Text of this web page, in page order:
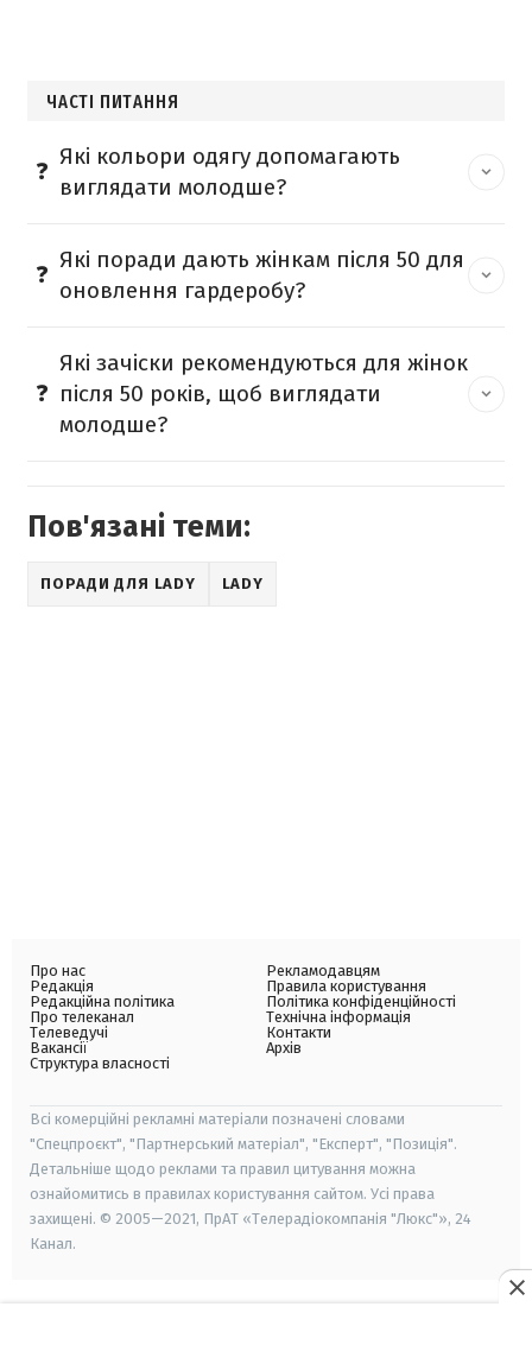
ЧАСТІ ПИТАННЯ
Які кольори одягу допомагають
виглядати молодше?
Які поради дають жінкам після 50 для
оновлення гардеробу?
Які зачіски рекомендуються для жінок
після 50 років, щоб виглядати
молодше?
Пов'язані теми:
ПОРАДИ ДЛЯ LADY LADY
Про нас
Редакція
Редакційна політика
Про телеканал
Телеведучі
Вакансії
Структура власності
Рекламодавцям
Правила користування
Політика конфіденційності
Технічна інформація
Контакти
Архів
Всі комерційні рекламні матеріали позначені словами
"Спецпроєкт", "Партнерський матеріал", "Експерт", "Позиція".
Детальніше щодо реклами та правил цитування можна
ознайомитись в правилах користування сайтом. Усі права
захищені. © 2005—2021, ПрАТ «Телерадіокомпанія "Люкс"», 24
Канал.